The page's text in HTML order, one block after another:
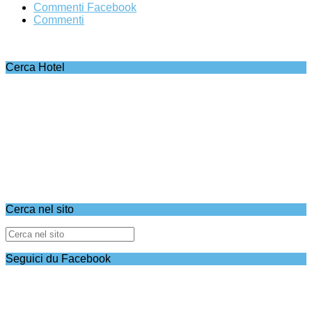
Commenti Facebook
Commenti
Cerca Hotel
Cerca nel sito
Seguici du Facebook